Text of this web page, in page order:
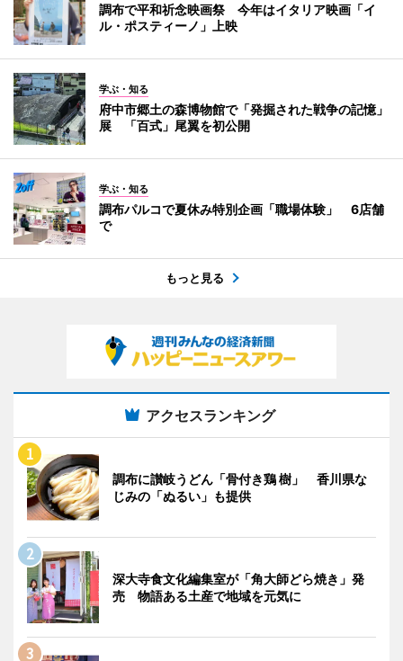
調布で平和祈念映画祭 今年はイタリア映画「イ
ル・ポスティーノ」上映
学ぶ・知る
府中市郷土の森博物館で「発掘された戦争の記憶」
展 「百式」尾翼を初公開
学ぶ・知る
調布パルコで夏休み特別企画「職場体験」 6店舗
で
もっと見る
アクセスランキング
調布に讃岐うどん「骨付き鶏 樹」 香川県な
じみの「ぬるい」も提供
深大寺食文化編集室が「角大師どら焼き」発
売 物語ある土産で地域を元気に